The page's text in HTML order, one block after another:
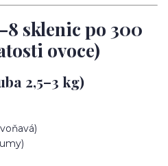
sklenic po 300
ovoce)
2,5–3 kg)